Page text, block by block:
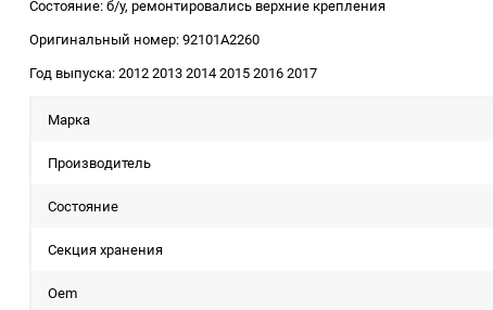
Состояние: б/у, ремонтировались верхние крепления
Оригинальный номер: 92101A2260
Год выпуска: 2012 2013 2014 2015 2016 2017
Марка
Производитель
Состояние
Секция хранения
Oem